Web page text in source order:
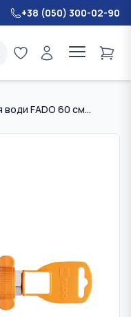
+38 (050) 300-02-90
Шланг для води FADO 60 см 1/2" ВВ